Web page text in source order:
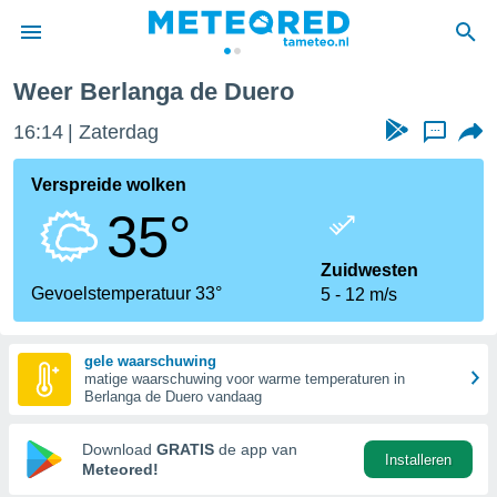
door
verstrekte
hoge
hebt de
voor
op basis
Weer Berlanga de Duero
16:14 Zaterdag ...
Verspreide wolken
35°
Gevoelstemperatuur 33°
Zuidwesten
5
12 m/s
gele waarschuwing
matige waarschuwing voor warme temperaturen in
Berlanga de Duero vandaag
Download GRATIS de app van
Meteored!
Installeren